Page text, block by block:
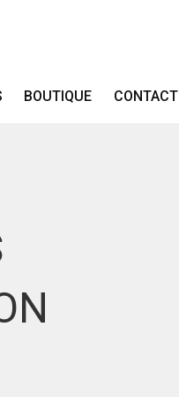
BOUTIQUE CONTACT